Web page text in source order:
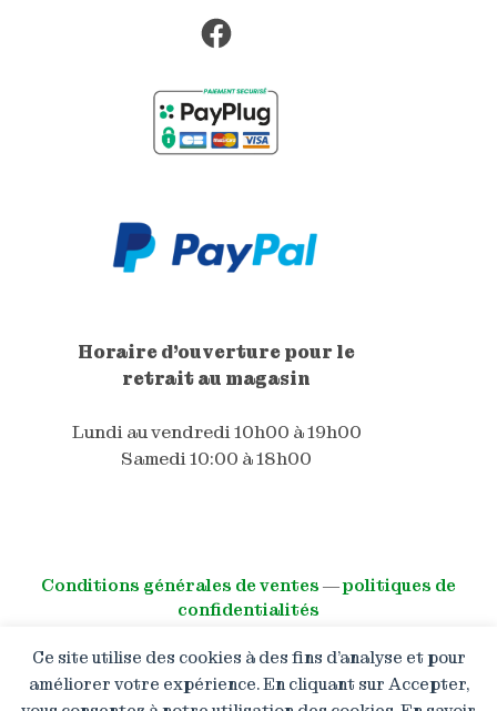
Ce site utilise des cookies à des fins d’analyse et pour
améliorer votre expérience. En cliquant sur Accepter,
Facebook
Horaire d'ouverture pour le
retrait au magasin
Lundi au vendredi 10h00 à 19h00
Samedi 10:00 à 18h00
Conditions générales de ventes ―politiques de
confidentialités
© All right reserved